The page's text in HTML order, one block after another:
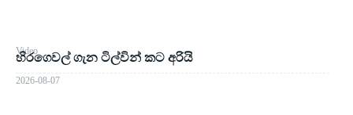
Video
හිරගෙවල් ගැන ටිල්වින් කට අරියි
2026-08-07